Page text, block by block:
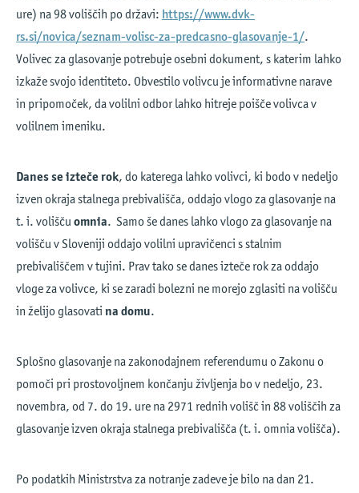
ure) na 98 voliščih po državi: https://www.dvk-
rs.si/novica/seznam-volisc-za-predcasno-glasovanje-1/.
Volivec za glasovanje potrebuje osebni dokument, s katerim lahko
izkaže svojo identiteto. Obvestilo volivcu je informativne narave
in pripomoček, da volilni odbor lahko hitreje poišče volivca v
volilnem imeniku.
Danes se izteče rok, do katerega lahko volivci, ki bodo v nedeljo
izven okraja stalnega prebivališča, oddajo vlogo za glasovanje na
t. i. volišču omnia. Samo še danes lahko vlogo za glasovanje na
volišču v Sloveniji oddajo volilni upravičenci s stalnim
prebivališčem v tujini. Prav tako se danes izteče rok za oddajo
vloge za volivce, ki se zaradi bolezni ne morejo zglasiti na volišču
in želijo glasovati na domu.
Splošno glasovanje na zakonodajnem referendumu o Zakonu o
pomoči pri prostovoljnem končanju življenja bo v nedeljo, 23.
novembra, od 7. do 19. ure na 2971 rednih volišč in 88 voliščih za
glasovanje izven okraja stalnega prebivališča (t. i. omnia volišča).
Po podatkih Ministrstva za notranje zadeve je bilo na dan 21.